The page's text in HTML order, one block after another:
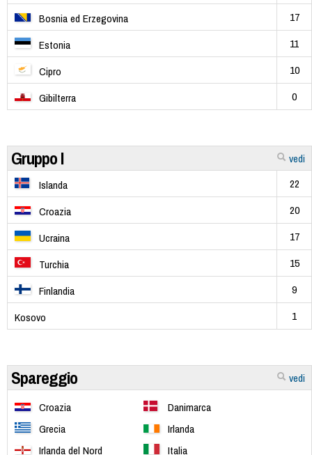
Bosnia ed Erzegovina
17
Estonia
11
Cipro
10
Gibilterra
0
vedi
Gruppo I
Islanda
22
Croazia
20
Ucraina
17
Turchia
15
Finlandia
9
Kosovo
1
vedi
Spareggio
Croazia
Danimarca
Grecia
Irlanda
Irlanda del Nord
Italia